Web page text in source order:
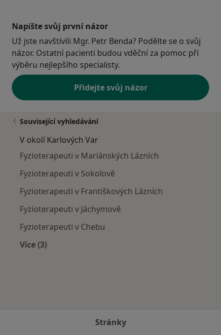
Napište svůj první názor
Už jste navštívili Mgr. Petr Benda? Podělte se o svůj
názor. Ostatní pacienti budou vděční za pomoc při
výběru nejlepšího specialisty.
Přidejte svůj názor
Související vyhledávání
V okolí Karlových Var
Fyzioterapeuti v Mariánských Lázních
Fyzioterapeuti v Sokolově
Fyzioterapeuti v Františkových Lázních
Fyzioterapeuti v Jáchymově
Fyzioterapeuti v Chebu
Více (3)
Stránky